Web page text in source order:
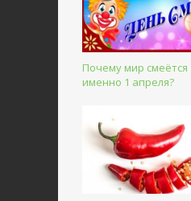
Почему мир смеётся
именно 1 апреля?